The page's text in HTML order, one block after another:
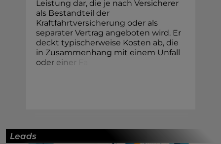
Leistung dar, die je nach Versicherer
als Bestandteil der
Kraftfahrtversicherung oder als
separater Vertrag angeboten wird. Er
deckt typischerweise Kosten ab, die
in Zusammenhang mit einem Unfall
oder einer
Leads